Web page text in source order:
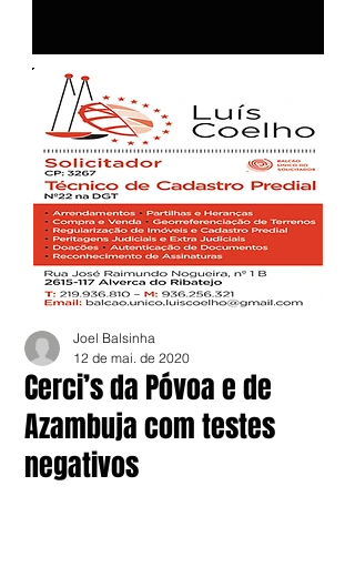
Cerci’s da Póvoa e de
Azambuja com testes
negativos
Joel Balsinha
12 de mai. de 2020